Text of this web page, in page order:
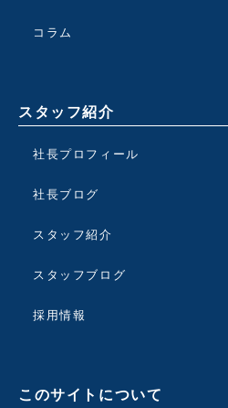
コラム
スタッフ紹介
社長プロフィール
社長ブログ
スタッフ紹介
スタッフブログ
採用情報
このサイトについて